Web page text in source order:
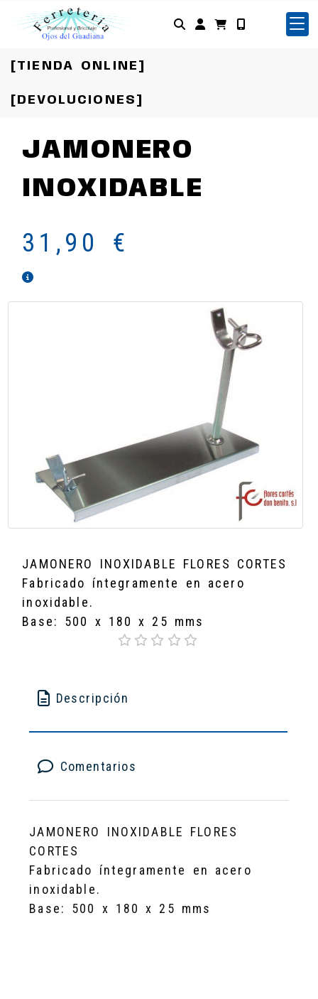
Identifícate
[TIENDA ONLINE]
[DEVOLUCIONES]
JAMONERO
INOXIDABLE
31,90 €
JAMONERO INOXIDABLE FLORES CORTES
Fabricado íntegramente en acero
inoxidable.
Base: 500 x 180 x 25 mms
Descripción
Comentarios
JAMONERO INOXIDABLE FLORES
CORTES
Fabricado íntegramente en acero
inoxidable.
Base: 500 x 180 x 25 mms